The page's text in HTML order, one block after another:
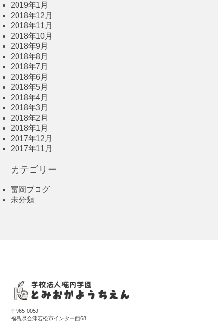
2019年1月
2018年12月
2018年11月
2018年10月
2018年9月
2018年8月
2018年7月
2018年6月
2018年5月
2018年4月
2018年3月
2018年2月
2018年1月
2017年12月
2017年11月
カテゴリー
富岡ブログ
未分類
〒965-0059
福島県会津若松市インター西68